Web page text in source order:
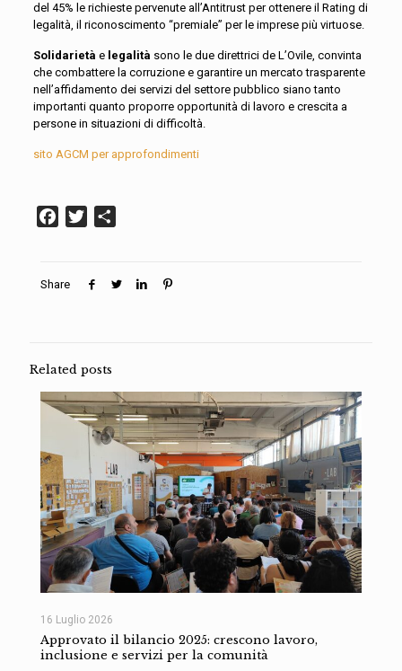
del 45% le richieste pervenute all’Antitrust per ottenere il Rating di
legalità, il riconoscimento “premiale” per le imprese più virtuose.
Solidarietà e legalità sono le due direttrici de L’Ovile, convinta
che combattere la corruzione e garantire un mercato trasparente
nell’affidamento dei servizi del settore pubblico siano tanto
importanti quanto proporre opportunità di lavoro e crescita a
persone in situazioni di difficoltà.
sito AGCM per approfondimenti
Facebook
Twitter
Share
Related posts
16 Luglio 2026
Approvato il bilancio 2025: crescono lavoro,
inclusione e servizi per la comunità